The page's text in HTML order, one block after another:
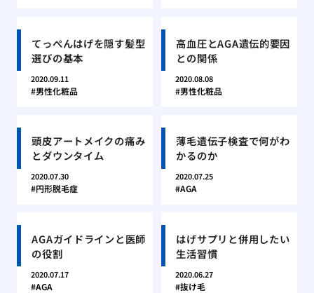
てっぺんはげを隠す髪型
選びの基本
2020.09.11
男性化粧品
高血圧とAGA遺伝的要因
との関係
2020.08.08
男性化粧品
頭皮アートメイクの痛み
とダウンタイム
2020.07.30
円形脱毛症
薄毛遺伝子検査で何がわ
かるのか
2020.07.25
AGA
AGAガイドラインと医師
の役割
2020.07.17
AGA
はげサプリと併用したい
生活習慣
2020.06.27
抜け毛